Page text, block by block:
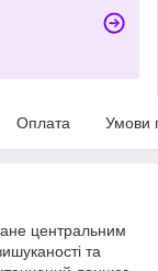
Оплата Умови
центральним
та